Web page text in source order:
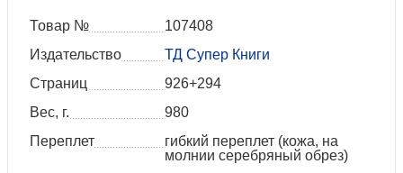
Товар №
107408
Издательство
ТД Супер Книги
Страниц
926+294
Вес, г.
980
Переплет
гибкий переплет (кожа, на
молнии серебряный обрез)